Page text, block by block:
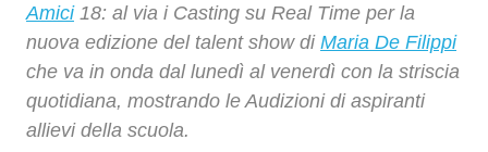
Amici18: al via i Casting su Real Time per la
nuova edizione del talent show di Maria De Filippi
che va in onda dal lunedì al venerdì con la striscia
quotidiana, mostrando le Audizioni di aspiranti
allievi della scuola.